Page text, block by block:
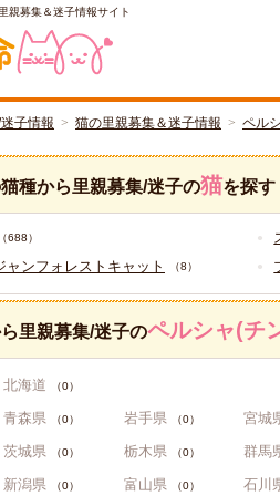
親募集＆迷子情報サイト
子情報 猫の里親募集＆迷子情報 ペル
種から里親募集/迷子の猫を探す
（688）
ャンフォレストキャット （8）
里親募集/迷子のペルシャ(チ
北海道 （0）
青森県 （0） 岩手県 （0） 宮城
茨城県 （0） 栃木県 （0） 群馬
新潟県 （0） 富山県 （0） 石川